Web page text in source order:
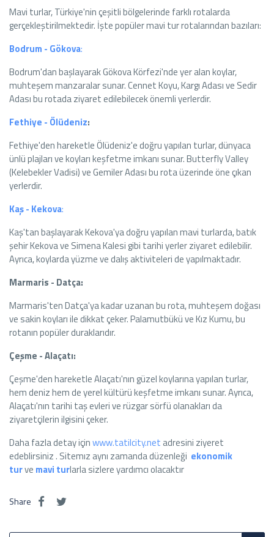
Mavi turlar, Türkiye'nin çeşitli bölgelerinde farklı rotalarda
gerçekleştirilmektedir. İşte popüler mavi tur rotalarından bazıları:
Bodrum - Gökova:
Bodrum'dan başlayarak Gökova Körfezi'nde yer alan koylar,
muhteşem manzaralar sunar. Cennet Koyu, Kargı Adası ve Sedir
Adası bu rotada ziyaret edilebilecek önemli yerlerdir.
Fethiye - Ölüdeniz:
Fethiye'den hareketle Ölüdeniz'e doğru yapılan turlar, dünyaca
ünlü plajları ve koyları keşfetme imkanı sunar. Butterfly Valley
(Kelebekler Vadisi) ve Gemiler Adası bu rota üzerinde öne çıkan
yerlerdir.
Kaş - Kekova:
Kaş'tan başlayarak Kekova'ya doğru yapılan mavi turlarda, batık
şehir Kekova ve Simena Kalesi gibi tarihi yerler ziyaret edilebilir.
Ayrıca, koylarda yüzme ve dalış aktiviteleri de yapılmaktadır.
Marmaris - Datça:
Marmaris'ten Datça'ya kadar uzanan bu rota, muhteşem doğası
ve sakin koyları ile dikkat çeker. Palamutbükü ve Kız Kumu, bu
rotanın popüler duraklarıdır.
Çeşme - Alaçatı:
Çeşme'den hareketle Alaçatı'nın güzel koylarına yapılan turlar,
hem deniz hem de yerel kültürü keşfetme imkanı sunar. Ayrıca,
Alaçatı'nın tarihi taş evleri ve rüzgar sörfü olanakları da
ziyaretçilerin ilgisini çeker.
Daha fazla detay içinwww.tatilcity.net adresini ziyeret
edeblirsiniz . Sitemız aynı zamanda düzenleği ekonomik
turve mavi turlarla sizlere yardımcı olacaktır
Share